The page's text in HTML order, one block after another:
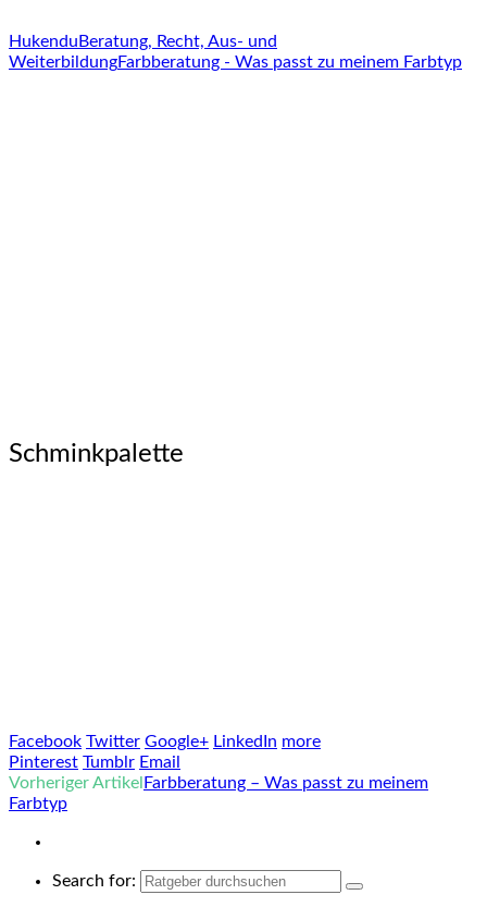
Hukendu Beratung, Recht, Aus- und
WeiterbildungFarbberatung - Was passt zu meinem Farbtyp
Schminkpalette
Facebook Twitter Google+ LinkedIn more
Pinterest Tumblr Email
Vorheriger Artikel Farbberatung – Was passt zu meinem
Farbtyp
Search for: